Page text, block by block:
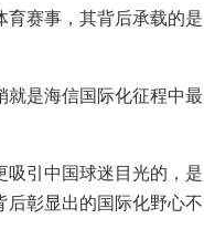
赛事，其背后承载的是
是海信国际化征程中最
引中国球迷目光的，是
彰显出的国际化野心不